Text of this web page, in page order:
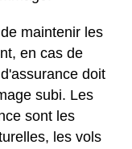
maintenir les
en cas de
doit
subi. Les
sont les
les vols